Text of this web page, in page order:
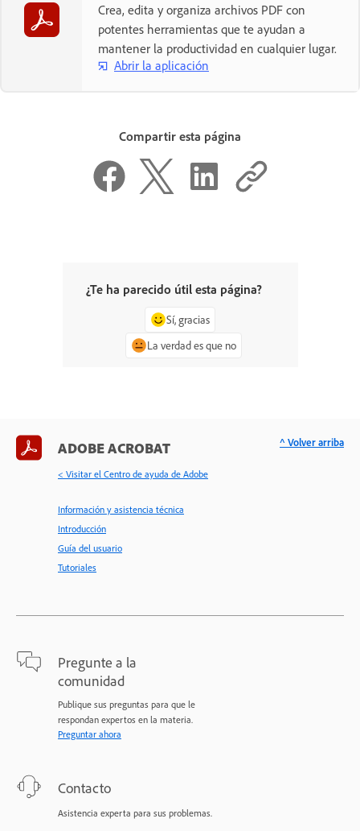
Crea, edita y organiza archivos PDF con
potentes herramientas que te ayudan a
mantener la productividad en cualquier lugar.
Abrir la aplicación
Compartir esta página
¿Te ha parecido útil esta página?
Sí, gracias
La verdad es que no
ADOBE ACROBAT
< Visitar el Centro de ayuda de Adobe
Información y asistencia técnica
Introducción
Guía del usuario
Tutoriales
Pregunte a la
comunidad
Publique sus preguntas para que le
respondan expertos en la materia.
Preguntar ahora
Contacto
Asistencia experta para sus problemas.
^ Volver arriba